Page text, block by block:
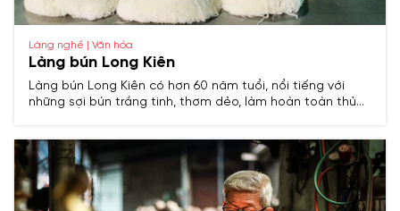
Làng nghề | Văn hóa
Làng bún Long Kiên
Làng bún Long Kiên có hơn 60 năm tuổi, nổi tiếng với
những sợi bún trắng tinh, thơm dẻo, làm hoàn toàn thủ